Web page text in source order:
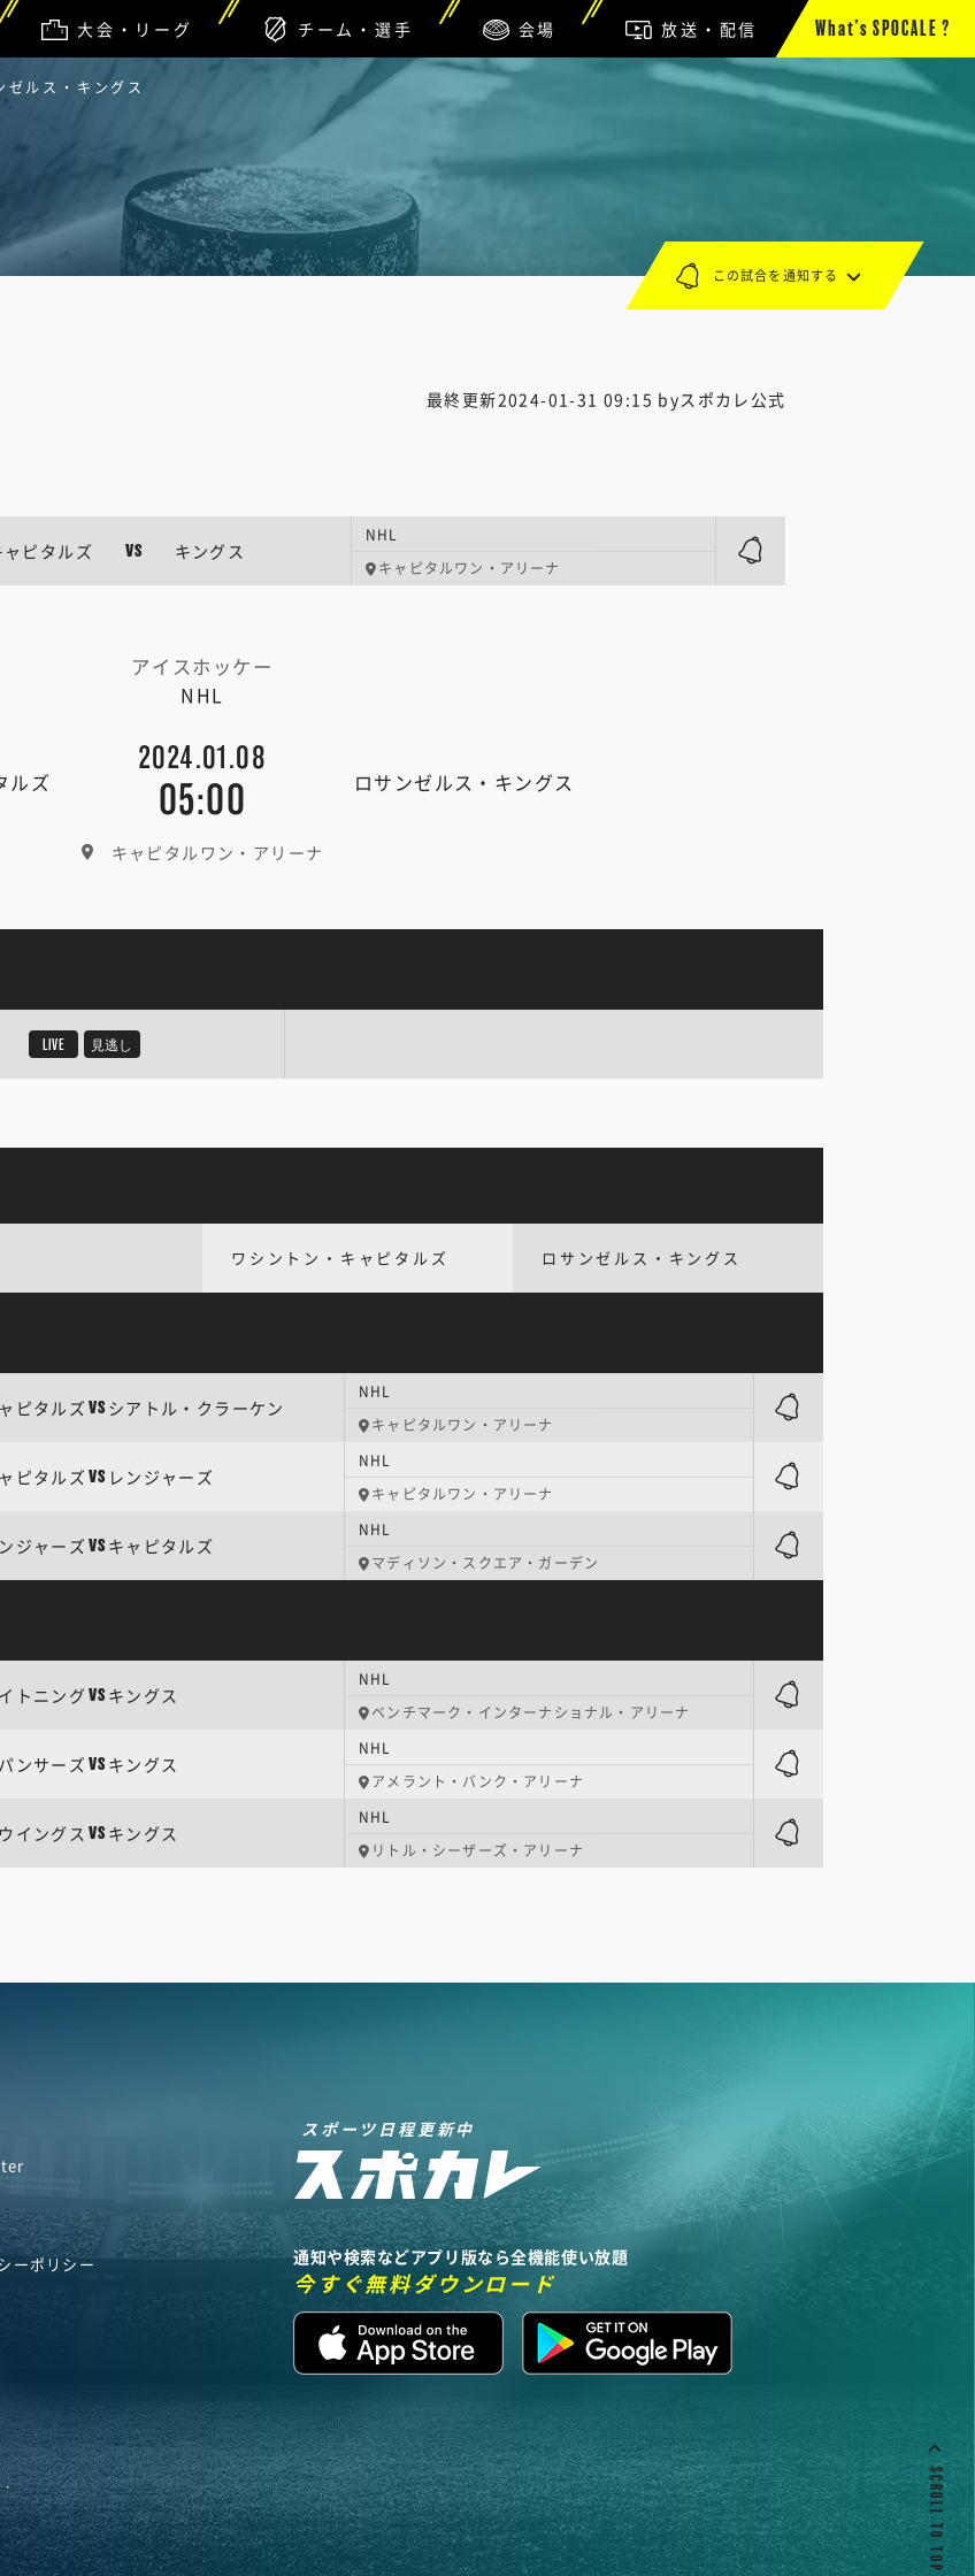
大会・リーグ チーム・選手 会場 放送・配信 What’s SPOCALE ?
ルス・キングス
最終更新2024-01-31 09:15 byスポカレ公式
ャピタルズ VS キングス
NHL
キャピタルワン・アリーナ
アイスホッケー
NHL
ルズ
2024.01.08
05:00 ロサンゼルス・キングス
キャピタルワン・アリーナ
この試合を通知する
LIVE 見逃し
ワシントン・キャピタルズ ロサンゼルス・キングス
ピタルズ VS シアトル・クラーケン
NHL
キャピタルワン・アリーナ
ピタルズ VS レンジャーズ
NHL
キャピタルワン・アリーナ
ジャーズ VS キャピタルズ
NHL
マディソン・スクエア・ガーデン
トニング VS キングス
NHL
ベンチマーク・インターナショナル・アリーナ
パンサーズ VS キングス
NHL
アメラント・バンク・アリーナ
イングス VS キングス
NHL
リトル・シーザーズ・アリーナ
ーポリシー
スポーツ日程更新中
通知や検索などアプリ版なら全機能使い放題
今すぐ無料ダウンロード
SCROLL TO TOP